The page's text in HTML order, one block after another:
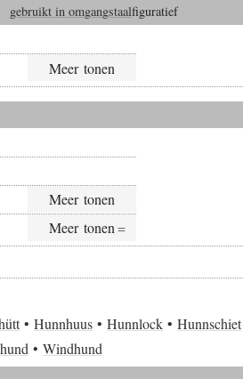
gebruikt in omgangstaalfiguratief
Meer tonen
Meer tonen
Meer tonen
Hunnhuus Hunnlock Hunnschiet
Windhund